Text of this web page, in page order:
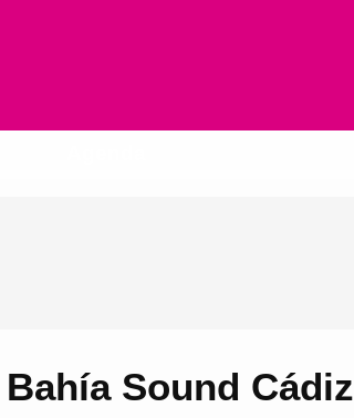
Sound Cádiz